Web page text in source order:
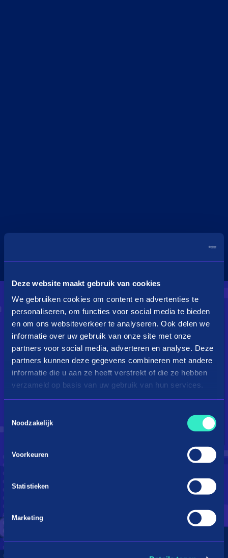
Deze website maakt gebruik van cookies
We gebruiken cookies om content en advertenties te
personaliseren, om functies voor social media te bieden
en om ons websiteverkeer te analyseren. Ook delen we
informatie over uw gebruik van onze site met onze
partners voor social media, adverteren en analyse. Deze
partners kunnen deze gegevens combineren met andere
informatie die u aan ze heeft verstrekt of die ze hebben
verzameld op basis van uw gebruik van hun services.
Noodzakelijk
Voorkeuren
Statistieken
Marketing
Droom je van een kingsize